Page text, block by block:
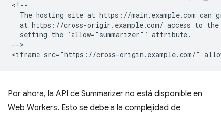
<!--
The hosting site at https://main.example.com can
at https://cross-origin.example.com/ access to
  setting the `allow="summarizer"` attribute.
-->
Por ahora, la API de Summarizer no está disponible en
Web Workers. Esto se debe a la complejidad de